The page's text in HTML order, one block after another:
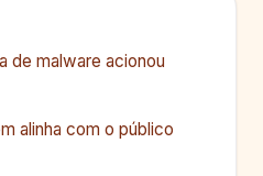
de malware acionou
alinha com o público